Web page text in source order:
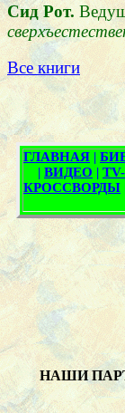
Сид Рот.
Все книги